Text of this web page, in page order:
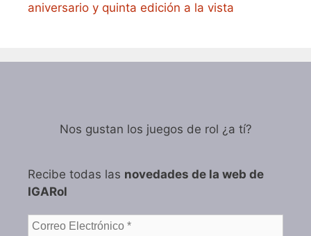
aniversario y quinta edición a la vista
Nos gustan los juegos de rol ¿a tí?
Recibe todas las novedades de la web de
IGARol